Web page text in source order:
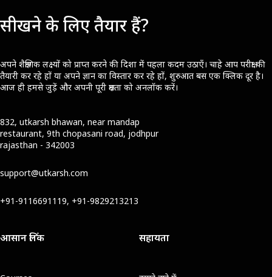
सीखने के लिए तैयार हैं?
अपने शैक्षणिक लक्ष्यों को प्राप्त करने की दिशा में पहला कदम उठाएँ। चाहे आप परीक्षा की
तैयारी कर रहे हों या अपने ज्ञान का विस्तार कर रहे हों, शुरुआत बस एक क्लिक दूर है।
आज ही हमसे जुड़ें और अपनी पूरी क्षमता को अनलॉक करें।
832, utkarsh bhawan, near mandap
restaurant, 9th chopasani road, jodhpur
rajasthan - 342003
support@utkarsh.com
+91-9116691119, +91-9829213213
आसान लिंक सहायता